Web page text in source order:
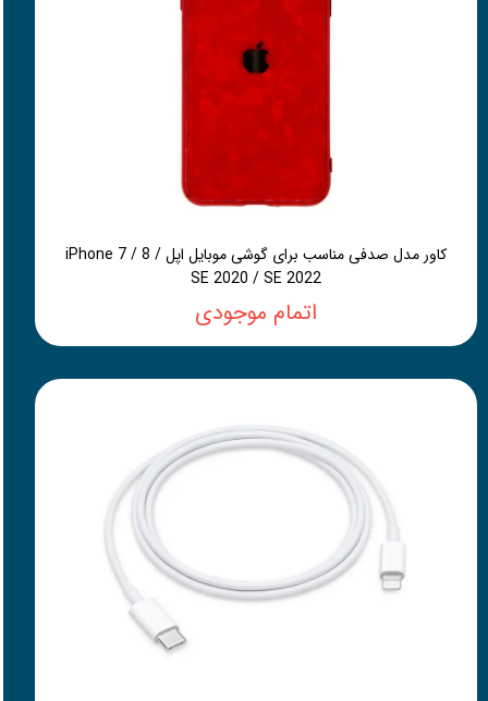
کاور مدل صدفی مناسب برای گوشی موبایل اپل iPhone 7 / 8 /
SE 2020 / SE 2022
اتمام موجودی